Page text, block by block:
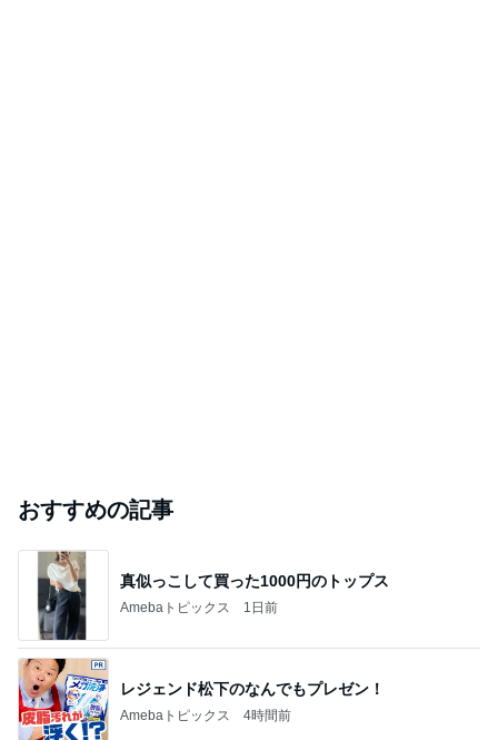
おすすめの記事
真似っこして買った1000円のトップス
Amebaトピックス 1日前
レジェンド松下のなんでもプレゼン！
Amebaトピックス 4時間前